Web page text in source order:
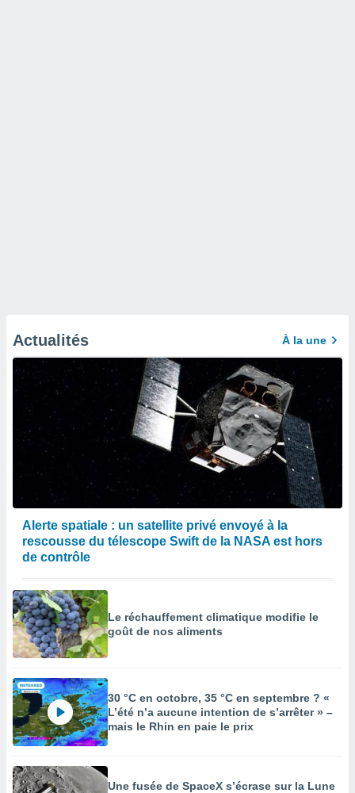
Actualités À la une
Alerte spatiale : un satellite privé envoyé à la
rescousse du télescope Swift de la NASA est hors
de contrôle
Le réchauffement climatique modifie le
goût de nos aliments
30 °C en octobre, 35 °C en septembre ? «
L’été n’a aucune intention de s’arrêter » –
mais le Rhin en paie le prix
Une fusée de SpaceX s’écrase sur la Lune